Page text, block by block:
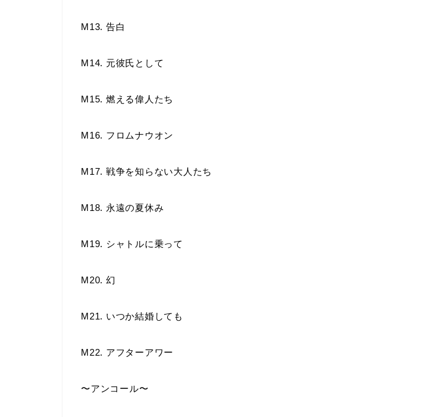
M13. 告白
M14. 元彼氏として
M15. 燃える偉人たち
M16. フロムナウオン
M17. 戦争を知らない大人たち
M18. 永遠の夏休み
M19. シャトルに乗って
M20. 幻
M21. いつか結婚しても
M22. アフターアワー
〜アンコール〜